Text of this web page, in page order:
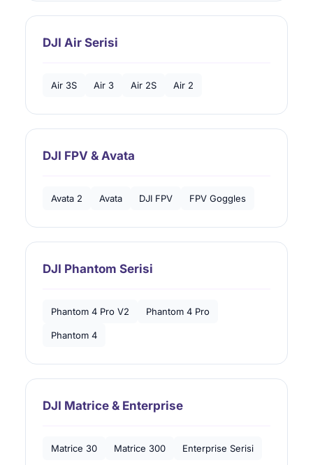
DJI Air Serisi
Air 3S Air 3 Air 2S Air 2
DJI FPV & Avata
Avata 2 Avata DJI FPV FPV Goggles
DJI Phantom Serisi
Phantom 4 Pro V2 Phantom 4 Pro
Phantom 4
DJI Matrice & Enterprise
Matrice 30 Matrice 300 Enterprise Serisi